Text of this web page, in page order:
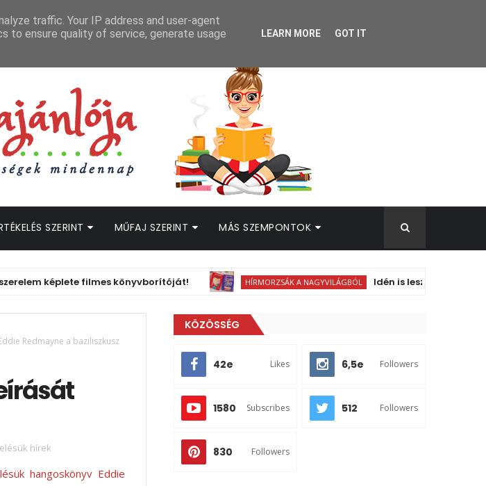
SZERINT MŰFAJ SZERINT MÁS SZEMPONTOK
képlete filmes könyvborítóját! HÍRMORZSÁK A NAGYVILÁGBÓL Idén is lesz adventi naptáras
Redmayne a baziliszkusz
hírek
hangoskönyv Eddie
KÖZÖSSÉG
42e Likes 6,5e Followers
1580 Subscribes 512 Followers
830 Followers
traffic. Your IP address and user-agent
to ensure quality of service, generate usage
LEARN MORE GOT IT